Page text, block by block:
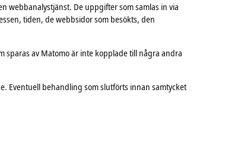
webbanalystjänst. De uppgifter som samlas in via
tiden, de webbsidor som besökts, den
av Matomo är inte kopplade till några andra
Eventuell behandling som slutförts innan samtycket